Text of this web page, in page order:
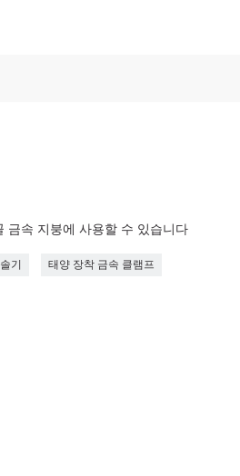
금속 지붕에 사용할 수 있습니다
기 태양 장착 금속 클램프